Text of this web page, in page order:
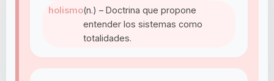
holismo(n.) – Doctrina que propone
entender los sistemas como
totalidades.